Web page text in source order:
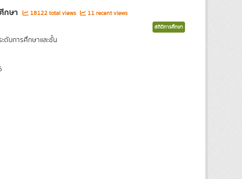
กษา 18122 total views 11 recent views
สถิติการศึกษา
ดับการศึกษาและชั้น